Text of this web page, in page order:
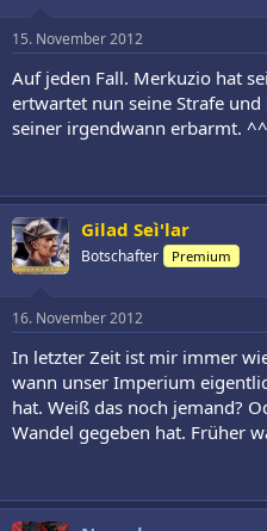
15. November 2012
Auf jeden Fall. Merkuzio hat
ertwartet nun seine Strafe
seiner irgendwann erbarmt. ^^
Gilad Seì'lar
Botschafter Premium
16. November 2012
In letzter Zeit ist mir immer
wann unser Imperium
hat. Weiß das noch jemand?
Wandel gegeben hat. Früher